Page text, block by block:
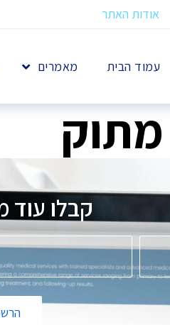
אודות האתר
עמוד הבית מאמרים
מתוק
קבלו עוד